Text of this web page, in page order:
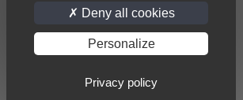
© 2025 COMP'AUT Tous droits réservés |
|Politique de confidentialité
Deny all cookies
Personalize
Privacy policy